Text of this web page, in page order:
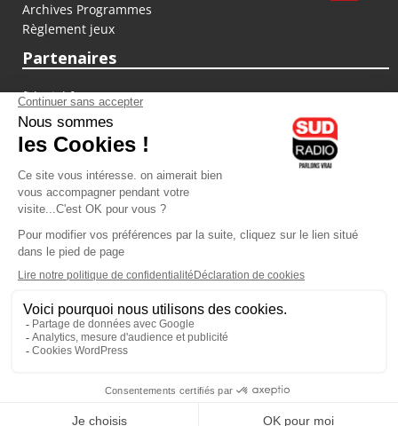
Archives Programmes
Règlement jeux
Partenaires
fiducial.fr
lyoncapitale.fr
olympique-et-lyonnais.com
L'application Iphone / Android
Téléchargez l'application
Les cookies
Gestion des cookies
Crédit photos : ©Sud Radio / Pierre Olivier
Christophe Jicquel
Judith Beller